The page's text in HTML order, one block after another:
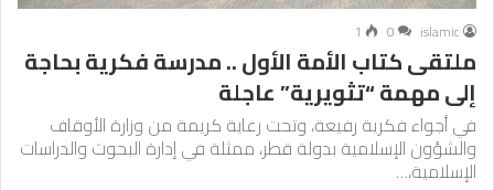
islamic
0
1
ملتقى كتاب الأمة الأول .. مدرسة فكرية بحاجة
إلى مهمة “تثويرية” عاجلة
في أجواء فكرية رفيعة، وتحت رعاية كريمة من وزارة الأوقاف
والشؤون الإسلامية بدولة قطر، ممثلة في إدارة البحوث والدراسات
الإسلامية،…